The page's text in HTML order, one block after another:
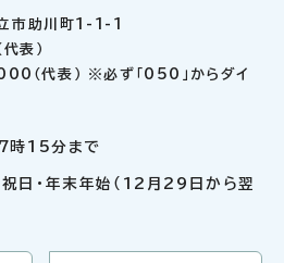
市助川町1-1-1
表）
代表） ※必ず「050」からダイ
時15分まで
祝日・年末年始（12月29日から翌